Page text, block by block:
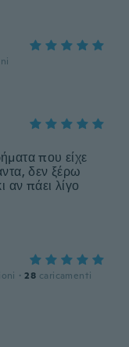
που είχε
δεν ξέρω
αν πάει λίγο
· 28 caricamenti